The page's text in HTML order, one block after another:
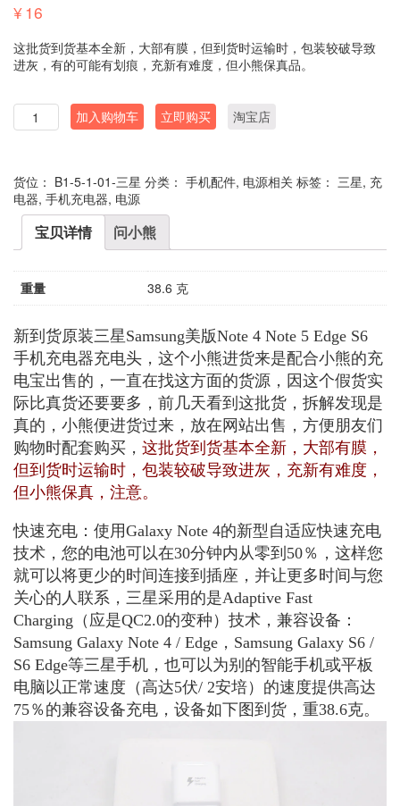
¥16
这批货到货基本全新，大部有膜，但到货时运输时，包装较破导致
进灰，有的可能有划痕，充新有难度，但小熊保真品。
数
量
加入购物车 立即购买 淘宝店
货位： B1-5-1-01-三星 分类： 手机配件, 电源相关 标签： 三星, 充
电器, 手机充电器, 电源
宝贝详情 问小熊
重量 38.6 克
新到货原装三星Samsung美版Note 4 Note 5 Edge S6
手机充电器充电头，这个小熊进货来是配合小熊的充
电宝出售的，一直在找这方面的货源，因这个假货实
际比真货还要要多，前几天看到这批货，拆解发现是
真的，小熊便进货过来，放在网站出售，方便朋友们
购物时配套购买， 这批货到货基本全新，大部有膜，
但到货时运输时，包装较破导致进灰，充新有难度，
但小熊保真，注意。
快速充电：使用Galaxy Note 4的新型自适应快速充电
技术，您的电池可以在30分钟内从零到50％，这样您
就可以将更少的时间连接到插座，并让更多时间与您
关心的人联系，三星采用的是Adaptive Fast
Charging（应是QC2.0的变种）技术，兼容设备：
Samsung Galaxy Note 4 / Edge，Samsung Galaxy S6 /
S6 Edge等三星手机，也可以为别的智能手机或平板
电脑以正常速度（高达5伏/ 2安培）的速度提供高达
75％的兼容设备充电，设备如下图到货，重38.6克。